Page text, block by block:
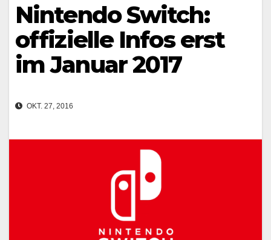
Nintendo Switch:
offizielle Infos erst
im Januar 2017
OKT. 27, 2016